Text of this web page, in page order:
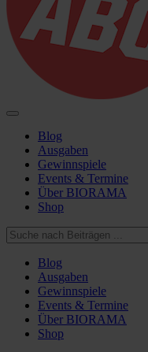
Blog
Ausgaben
Gewinnspiele
Events & Termine
Über BIORAMA
Shop
Blog
Ausgaben
Gewinnspiele
Events & Termine
Über BIORAMA
Shop